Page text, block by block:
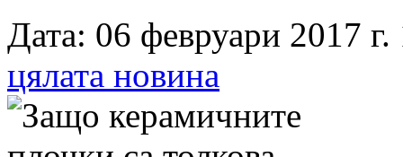
Дата: 06 февруари 2017
цялата новина